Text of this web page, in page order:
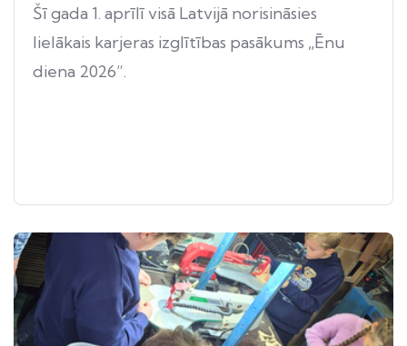
Šī gada 1. aprīlī visā Latvijā norisināsies
lielākais karjeras izglītības pasākums „Ēnu
diena 2026”.